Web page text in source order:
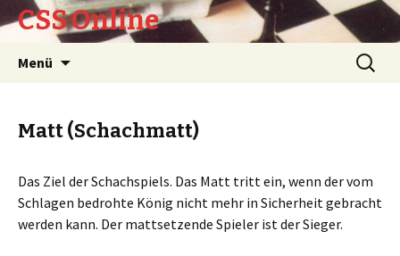
CSS Online
Menü
Suche
nach:
Matt (Schachmatt)
Das Ziel der Schachspiels. Das Matt tritt ein, wenn der vom
Schlagen bedrohte König nicht mehr in Sicherheit gebracht
werden kann. Der mattsetzende Spieler ist der Sieger.